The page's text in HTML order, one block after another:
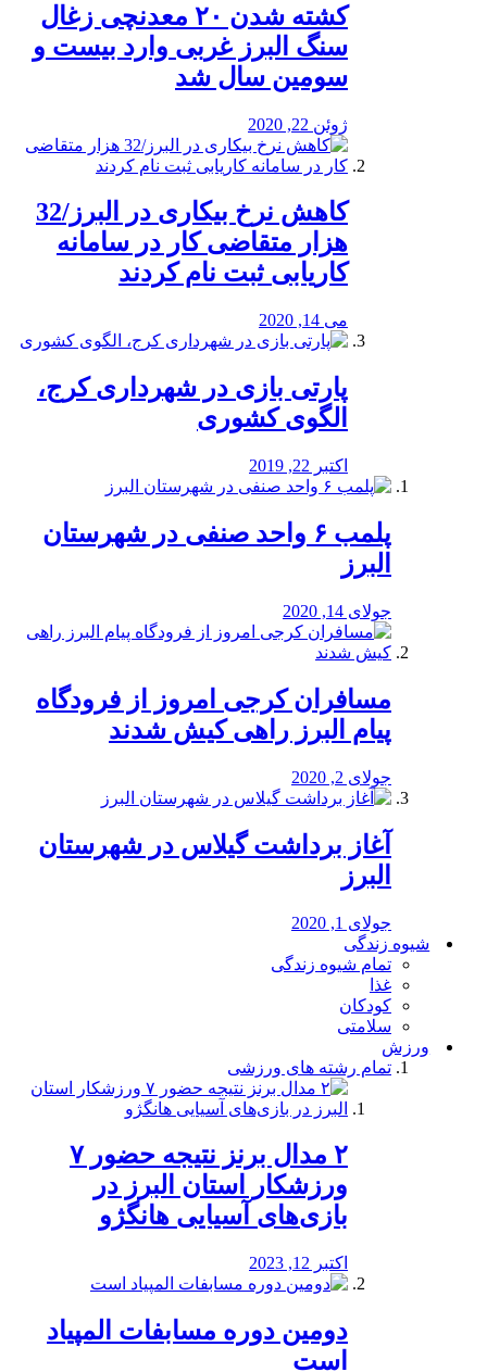
کشته شدن ۲۰ معدنچی زغال
سنگ البرز غربی وارد بیست و
سومین سال شد
ژوئن 22, 2020
کاهش نرخ بیکاری در البرز/32
هزار متقاضی کار در سامانه
کاریابی ثبت نام کردند
می 14, 2020
پارتی بازی در شهرداری کرج،
الگوی کشوری
اکتبر 22, 2019
پلمب ۶ واحد صنفی در شهرستان
البرز
جولای 14, 2020
مسافران کرجی امروز از فرودگاه
پیام البرز راهی کیش شدند
جولای 2, 2020
آغاز برداشت گیلاس در شهرستان
البرز
جولای 1, 2020
شیوه زندگی
تمام شیوه زندگی
غذا
کودکان
سلامتی
ورزش
تمام رشته های ورزشی
۲ مدال برنز نتیجه حضور ۷
ورزشکار استان البرز در
بازی‌های آسیایی هانگژو
اکتبر 12, 2023
دومین دوره مسابفات المپیاد
است